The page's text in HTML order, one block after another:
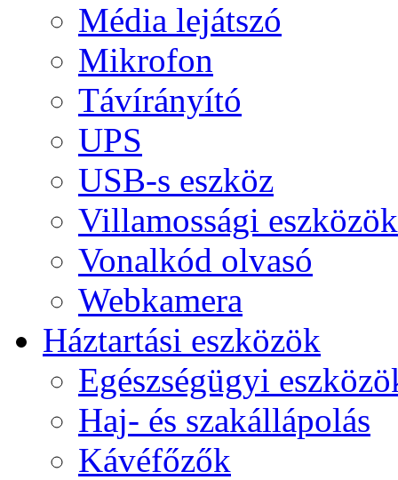
Média lejátszó
Mikrofon
Távírányító
UPS
USB-s eszköz
Villamossági eszközök
Vonalkód olvasó
Webkamera
Háztartási eszközök
Egészségügyi
Haj- és szakállápolás
Kávéfőzők